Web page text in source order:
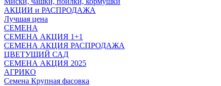
АКЦИИ и РАСПРОДАЖА
Лучшая цена
СЕМЕНА
СЕМЕНА АКЦИЯ 1+1
СЕМЕНА АКЦИЯ РАСПРОДАЖА
ЦВЕТУЩИЙ САД
СЕМЕНА АКЦИЯ 2025
АГРИКО
Семена Крупная фасовка